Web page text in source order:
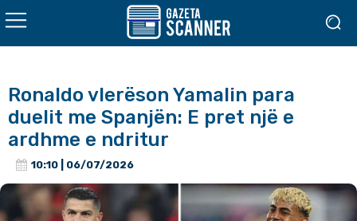
Ronaldo vlerëson Yamalin para
duelit me Spanjën: E pret një e
ardhme e ndritur
10:10 | 06/07/2026